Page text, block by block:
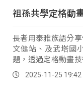
祖孫共學定格動
長者用泰雅族語分
文健站、及武塔國
題，透過定格動畫
攝，讓長者感到非常
2025-11-25 19:42